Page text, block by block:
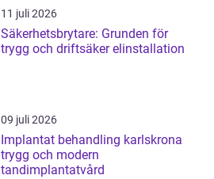
11 juli 2026
Säkerhetsbrytare: Grunden för
trygg och driftsäker elinstallation
09 juli 2026
Implantat behandling karlskrona
trygg och modern
tandimplantatvård